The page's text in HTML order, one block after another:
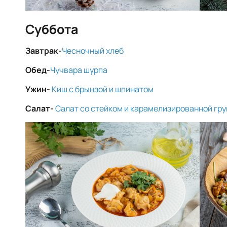
Суббота
Завтрак-Чесночный хлеб
Обед-Чучвара шурпа
Ужин- Киш с брынзой и шпинатом
Салат-Салат со стейком и карамелизированной